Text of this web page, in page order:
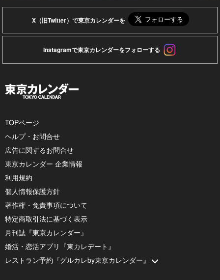
X（旧Twitter）で東京カレンダーを
Instagramで東京カレンダーをフォローする
TOPページ
ヘルプ・お問合せ
広告に関するお問合せ
東京カレンダー 企業情報
利用規約
個人情報保護方針
著作権・免責事項について
特定商取引法に基づく表示
月刊誌『東京カレンダー』
婚活・恋活アプリ『東カレデート』
レストラン予約『グルカレby東京カレンダー』